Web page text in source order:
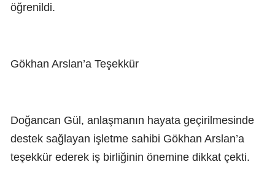
öğrenildi.
Gökhan Arslan’a Teşekkür
Doğancan Gül, anlaşmanın hayata geçirilmesinde
destek sağlayan işletme sahibi Gökhan Arslan’a
teşekkür ederek iş birliğinin önemine dikkat çekti.